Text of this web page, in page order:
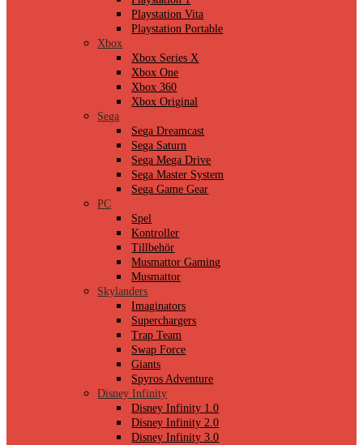
Playstation Vita
Playstation Portable
Xbox
Xbox Series X
Xbox One
Xbox 360
Xbox Original
Sega
Sega Dreamcast
Sega Saturn
Sega Mega Drive
Sega Master System
Sega Game Gear
PC
Spel
Kontroller
Tillbehör
Musmattor Gaming
Musmattor
Skylanders
Imaginators
Superchargers
Trap Team
Swap Force
Giants
Spyros Adventure
Disney Infinity
Disney Infinity 1.0
Disney Infinity 2.0
Disney Infinity 3.0